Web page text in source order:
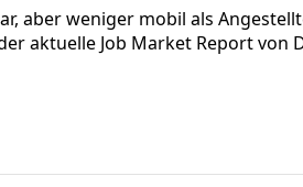
aber weniger mobil als
aktuelle Job Market Report von